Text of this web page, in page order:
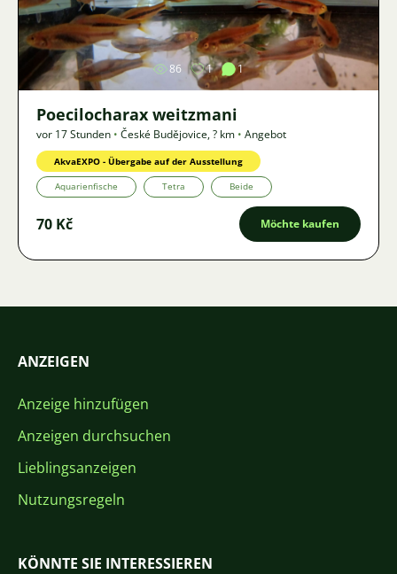
Bild
86 1 1
Poecilocharax weitzmani
vor 17 Stunden • České Budějovice,? km • Angebot
AkvaEXPO - Übergabe auf der Ausstellung
Aquarienfische Tetra Beide
70 Kč Möchte kaufen
ANZEIGEN
Anzeige hinzufügen
Anzeigen durchsuchen
Lieblingsanzeigen
Nutzungsregeln
KÖNNTE SIE INTERESSIEREN